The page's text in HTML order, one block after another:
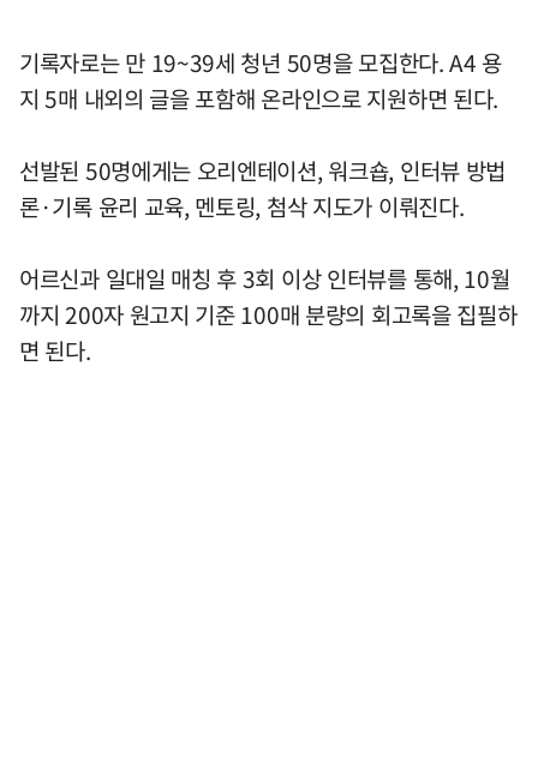
기록자로는 만 19~39세 청년 50명을 모집한다. A4 용
지 5매 내외의 글을 포함해 온라인으로 지원하면 된다.
선발된 50명에게는 오리엔테이션, 워크숍, 인터뷰 방법
론·기록 윤리 교육, 멘토링, 첨삭 지도가 이뤄진다.
어르신과 일대일 매칭 후 3회 이상 인터뷰를 통해, 10월
까지 200자 원고지 기준 100매 분량의 회고록을 집필하
면 된다.